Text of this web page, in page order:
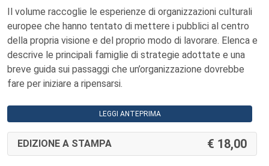
Il volume raccoglie le esperienze di organizzazioni culturali
europee che hanno tentato di mettere i pubblici al centro
della propria visione e del proprio modo di lavorare. Elenca e
descrive le principali famiglie di strategie adottate e una
breve guida sui passaggi che un’organizzazione dovrebbe
fare per iniziare a ripensarsi.
LEGGI ANTEPRIMA
EDIZIONE A STAMPA 18,00